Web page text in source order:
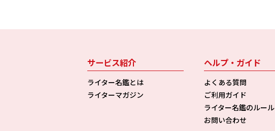
サービス紹介
ライター名鑑とは
ライターマガジン
ヘルプ・ガイド
よくある質問
ご利用ガイド
ライター名鑑のルール
お問い合わせ